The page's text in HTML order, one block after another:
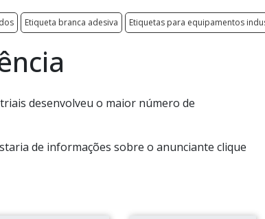
Etiqueta branca adesiva Etiquetas para equipamentos
desenvolveu o maior número de
de informações sobre o anunciante clique